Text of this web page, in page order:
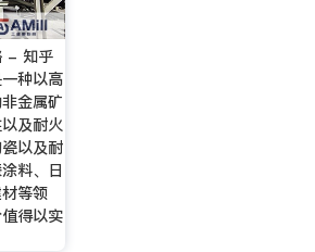
- 知乎
种以高
金属矿
及耐火
以及耐
料、日
等领
得以实